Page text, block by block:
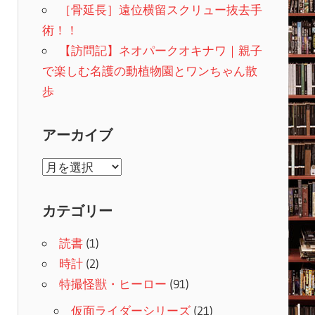
［骨延長］遠位横留スクリュー抜去手
術！！
【訪問記】ネオパークオキナワ｜親子
で楽しむ名護の動植物園とワンちゃん散
歩
アーカイブ
ア
カ
ブ
カテゴリー
読書(1)
時計(2)
特撮怪獣・ヒーロー (91)
仮面ライダーシリーズ(21)